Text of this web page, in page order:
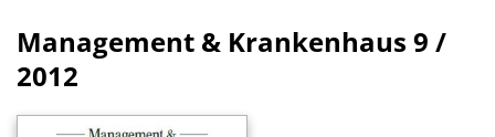
Management & Krankenhaus 9 /
2012